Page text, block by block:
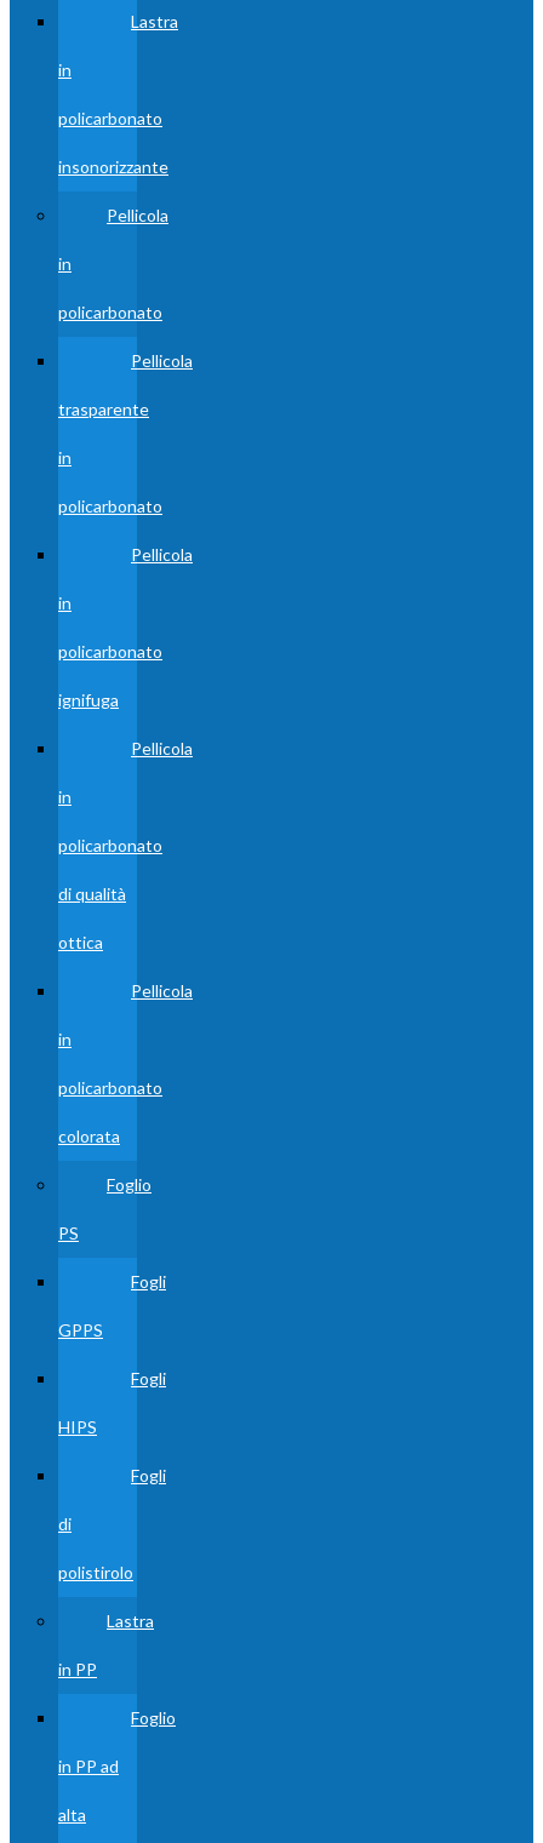
Lastra
in
policarbonato
insonorizzante
Pellicola
in
policarbonato
Pellicola
trasparente
in
policarbonato
Pellicola
in
policarbonato
ignifuga
Pellicola
in
policarbonato
di qualità
ottica
Pellicola
in
policarbonato
colorata
Foglio
PS
Fogli
GPPS
Fogli
HIPS
Fogli
di
polistirolo
Lastra
in PP
Foglio
in PP ad
alta